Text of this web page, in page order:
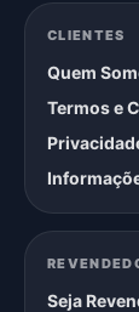
CLIENTES
Quem
Termos e
Seja